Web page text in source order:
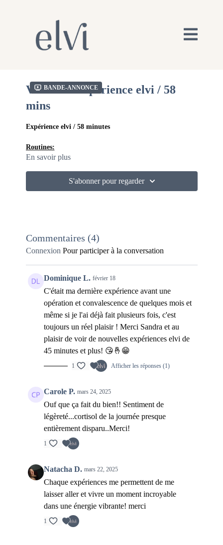
Bande-annonce
Violette / Expérience elvi / 58
mins
Expérience elvi / 58 minutes
Routines:
Born this way - Lady Gaga
Henderson
Failles - Samantha Neves
Ghost - Au/Ra x Alan Walker
I’m Good - David Guetta & Bebe Rexha (AHH Remix)
Let it die - Ellie Goulding
Lift me up - Rhianna
Jone
Shadow (feat. IRO) - Macklemore
These Nights (feat. KIDDO) - Loud Luxury
En savoir plus
S'abonner pour regarder
Commentaires (4)
Connexion Pour participer à la conversation
Dominique L. février 18
C'était ma dernière expérience avant une
opération et convalescence de quelques mois et
même si je l'ai déjà fait plusieurs fois, c'est
toujours un réel plaisir ! Merci Sandra et au
plaisir de voir de nouvelles expériences elvi de
45 minutes et plus! 😘🤞😁
1 Afficher les réponses (1)
Carole P. mars 24, 2025
Ouf que ça fait du bien!! Sentiment de
légèreté...cortisol de la journée presque
entièrement disparu..Merci!
1
Natacha D. mars 22, 2025
Chaque expériences me permettent de me
laisser aller et vivre un moment incroyable
dans une énergie vibrante! merci
1